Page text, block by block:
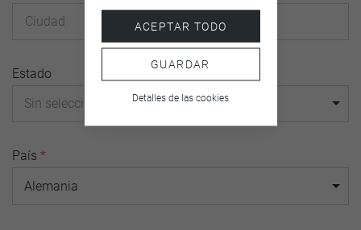
Estado
Sin selección
País *
Alemania
ACEPTAR TODO
GUARDAR
Detalles de las cookies